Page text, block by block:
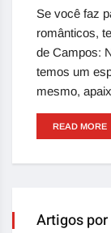
Se você faz
românticos,
de Campos:
temos um
mesmo,
READ MORE
Artigos por